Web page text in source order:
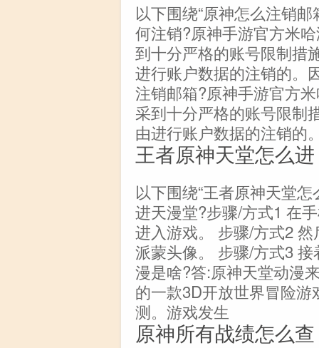
以下围绕“原神怎么注销
何注销?原神手游官方米
到十分严格的账号限制措
进行账户数据的注销的。
注销邮箱?原神手游官方
采到十分严格的账号限制
由进行账户数据的注销的
王者原神天堂怎么进
以下围绕“王者原神天堂
进天漫堂?步骤/方式1 在
进入游戏。 步骤/方式2
派蒙头像。 步骤/方式3
漫是啥?答:原神天堂动漫
的一款3D开放世界冒险
测。游戏发生
原神所有战绩怎么查